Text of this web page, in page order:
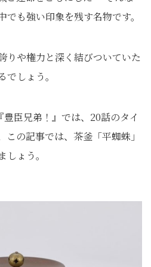
も強い印象を残す名物です。
りや権力と深く結びついていた
しょう。
臣兄弟！』では、20話のタイ
この記事では、茶釜「平蜘蛛」
ょう。